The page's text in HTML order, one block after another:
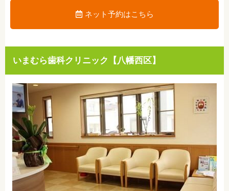
ネット予約はこちら
いまむら歯科クリニック【八幡西区】